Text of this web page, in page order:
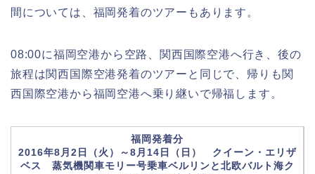
間については、福岡発着のツアーもあります。
08:00に福岡空港から空路、関西国際空港へ行き、後の
旅程は関西国際空港発着のツアーと同じで、帰りも関
西国際空港から福岡空港へ乗り継いで帰福します。
福岡発着分
2016年8月2日（火）～8月14日（日） クイーン・エリザ
ベス 蒸気機関車モリー号乗車ベルリンと北欧バルト海ク